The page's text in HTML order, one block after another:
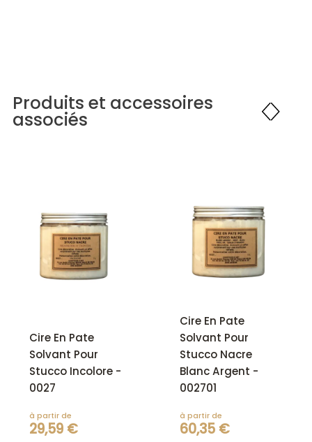
Produits et accessoires
associés
Cire En Pate
Solvant Pour
Stucco Incolore -
0027
à partir de
29,59 €
Cire En Pate
Solvant Pour
Stucco Nacre
Blanc Argent -
002701
à partir de
60,35 €